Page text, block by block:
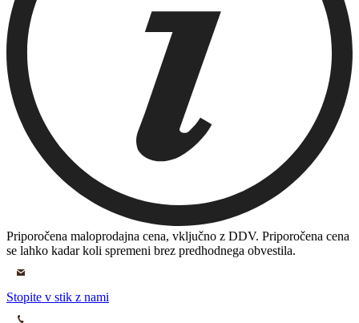
Priporočena maloprodajna cena, vključno z DDV. Priporočena cena
se lahko kadar koli spremeni brez predhodnega obvestila.
Stopite v stik z nami